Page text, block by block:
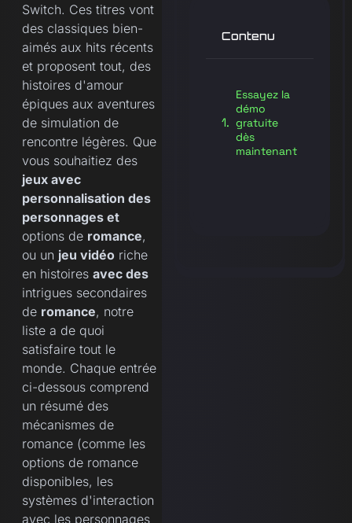
Switch. Ces titres vont
des classiques bien-
aimés aux hits récents
et proposent tout, des
histoires d'amour
épiques aux aventures
de simulation de
rencontre légères. Que
vous souhaitiez des
jeux avec
personnalisation des
personnages et
options de romance,
ou un jeu vidéo riche
en histoiresavec des
intrigues secondaires
de romance, notre
liste a de quoi
satisfaire tout le
monde. Chaque entrée
ci-dessous comprend
un résumé des
mécanismes de
romance (comme les
options de romance
disponibles, les
systèmes d'interaction
avec les personnages
Contenu
Essayez la
démo
gratuite
dès
maintenant